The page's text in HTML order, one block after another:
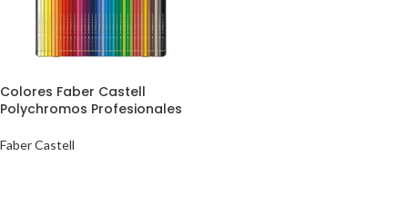
Colores Faber Castell
Polychromos Profesionales
Faber Castell